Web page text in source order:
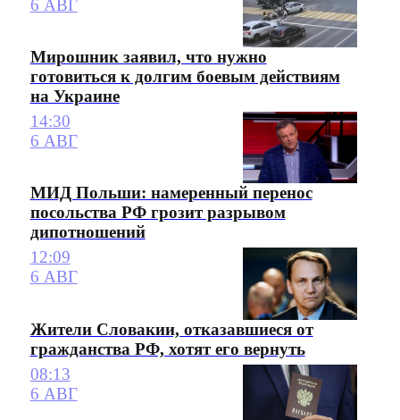
6 АВГ
Мирошник заявил, что нужно
готовиться к долгим боевым действиям
на Украине
14:30
6 АВГ
МИД Польши: намеренный перенос
посольства РФ грозит разрывом
дипотношений
12:09
6 АВГ
Жители Словакии, отказавшиеся от
гражданства РФ, хотят его вернуть
08:13
6 АВГ